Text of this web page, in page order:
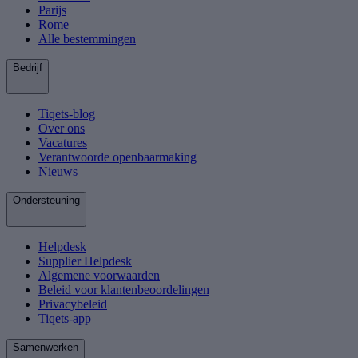
Parijs
Rome
Alle bestemmingen
Bedrijf
Tiqets-blog
Over ons
Vacatures
Verantwoorde openbaarmaking
Nieuws
Ondersteuning
Helpdesk
Supplier Helpdesk
Algemene voorwaarden
Beleid voor klantenbeoordelingen
Privacybeleid
Tiqets-app
Samenwerken